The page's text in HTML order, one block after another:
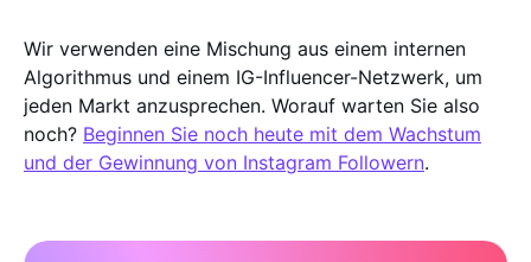
Wir verwenden eine Mischung aus einem internen
Algorithmus und einem IG-Influencer-Netzwerk, um
jeden Markt anzusprechen. Worauf warten Sie also
noch? Beginnen Sie noch heute mit dem Wachstum
und der Gewinnung von Instagram Followern.